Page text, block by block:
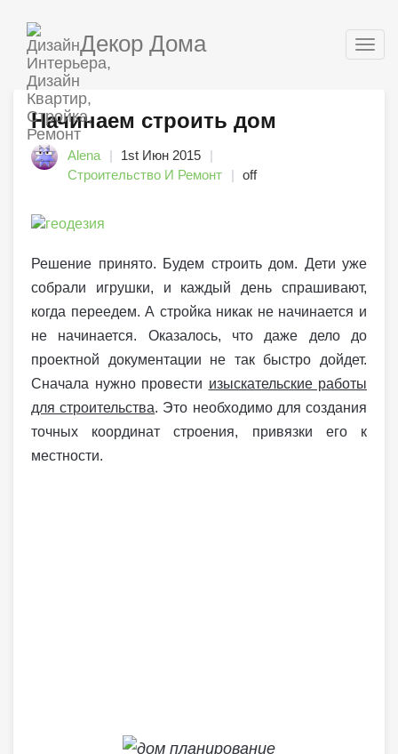
Декор Дома
Начинаем строить дом
Alena
1st Июн 2015
Строительство И Ремонт
off
Решение принято. Будем строить дом. Дети уже
собрали игрушки, и каждый день спрашивают,
когда переедем. А стройка никак не начинается и
не начинается. Оказалось, что даже дело до
проектной документации не так быстро дойдет.
Сначала нужно провести изыскательские работы
для строительства. Это необходимо для создания
точных координат строения, привязки его к
местности.